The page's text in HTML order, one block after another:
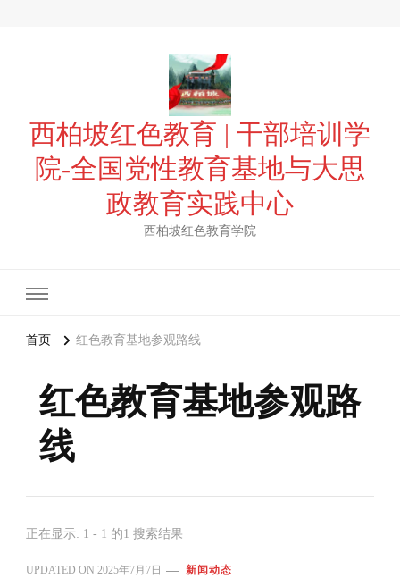
西柏坡红色教育 | 干部培训学
院-全国党性教育基地与大思
政教育实践中心
西柏坡红色教育学院
首页 红色教育基地参观路线
红色教育基地参观路
线
正在显示: 1 - 1 的1 搜索结果
UPDATED ON 2025年7月7日 新闻动态